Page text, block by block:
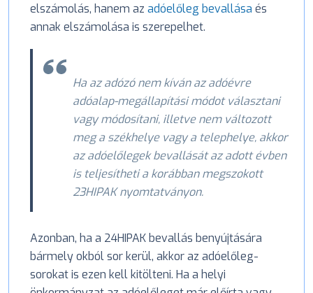
elszámolás, hanem az adóelőleg bevallása és
annak elszámolása is szerepelhet.
Ha az adózó nem kíván az adóévre
adóalap-megállapítási módot választani
vagy módosítani, illetve nem változott
meg a székhelye vagy a telephelye, akkor
az adóelőlegek bevallását az adott évben
is teljesítheti a korábban megszokott
23HIPAK nyomtatványon.
Azonban, ha a 24HIPAK bevallás benyújtására
bármely okból sor kerül, akkor az adóelőleg-
sorokat is ezen kell kitölteni. Ha a helyi